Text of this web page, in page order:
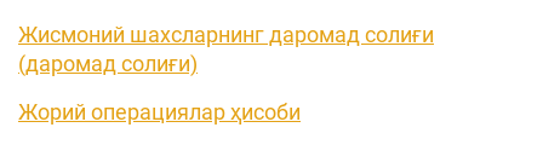
Жисмоний шахсларнинг даромад солиғи
(даромад солиғи)
Жорий операциялар ҳисоби